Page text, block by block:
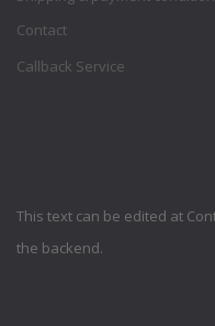
Contact
Callback Service
This text can be edited at
the backend.